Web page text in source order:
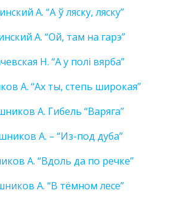
А. “А ў ляску, ляску”
А. “Ой, там на гарэ”
Н. “А у полi вярба”
А. “Ах ты, степь широкая”
А. Гибель “Варяга”
А. – “Из-под дуба”
А. “Вдоль да по речке”
А. “В тёмном лесе”